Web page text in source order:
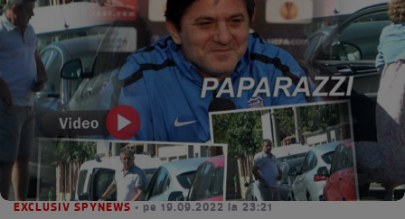
EXCLUSIV SPYNEWS • pe 19.09.2022 la 23:21